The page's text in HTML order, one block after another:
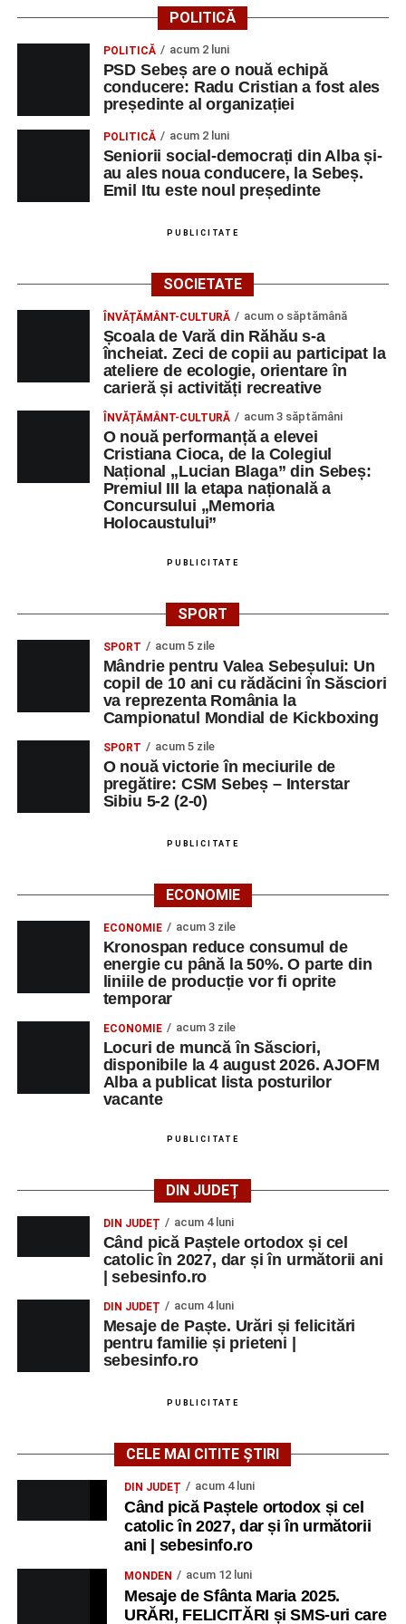
iluminatului public pe timpul nopții, în contextul
apelului la economii al Guvernului Bolojan
Duminică, 23 august 2026, Râpa Roșie găzduiește
cea de-a III-a ediție a concursului „CicloAventurier
de Sebeș”
Primul concert din cadrul String Symphonic Camp
2026 a adus emoție și aplauze la Sebeș
POLITICĂ
POLITICĂ acum 2 luni
PSD Sebeș are o nouă echipă
conducere: Radu Cristian a fost ales
președinte al organizației
POLITICĂ acum 2 luni
Seniorii social-democrați din Alba și-
au ales noua conducere, la Sebeș.
Emil Itu este noul președinte
PUBLICITATE
SOCIETATE
ÎNVĂȚĂMÂNT-CULTURĂ acum o săptămână
Școala de Vară din Răhău s-a
încheiat. Zeci de copii au participat la
ateliere de ecologie, orientare în
carieră și activități recreative
ÎNVĂȚĂMÂNT-CULTURĂ acum 3 săptămâni
O nouă performanță a elevei
Cristiana Cioca, de la Colegiul
Național „Lucian Blaga” din Sebeș:
Premiul III la etapa națională a
Concursului „Memoria
Holocaustului”
PUBLICITATE
SPORT
SPORT acum 5 zile
Mândrie pentru Valea Sebeșului: Un
copil de 10 ani cu rădăcini în Săsciori
va reprezenta România la
Campionatul Mondial de Kickboxing
SPORT acum 5 zile
O nouă victorie în meciurile de
pregătire: CSM Sebeș – Interstar
Sibiu 5-2 (2-0)
PUBLICITATE
ECONOMIE
ECONOMIE acum 3 zile
Kronospan reduce consumul de
energie cu până la 50%. O parte din
liniile de producție vor fi oprite
temporar
ECONOMIE acum 3 zile
Locuri de muncă în Săsciori,
disponibile la 4 august 2026. AJOFM
Alba a publicat lista posturilor
vacante
PUBLICITATE
DIN JUDEȚ
DIN JUDEȚ acum 4 luni
Când pică Paștele ortodox și cel
catolic în 2027, dar și în următorii ani
| sebesinfo.ro
DIN JUDEȚ acum 4 luni
Mesaje de Paște. Urări și felicitări
pentru familie și prieteni |
sebesinfo.ro
PUBLICITATE
CELE MAI CITITE ȘTIRI
DIN JUDEȚ acum 4 luni
Când pică Paștele ortodox și cel
catolic în 2027, dar și în următorii
ani | sebesinfo.ro
MONDEN acum 12 luni
Mesaje de Sfânta Maria 2025.
URĂRI, FELICITĂRI și SMS-uri care